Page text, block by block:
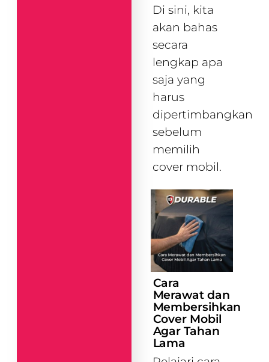
Di sini, kita
akan bahas
secara
lengkap apa
saja yang
harus
dipertimbangkan
sebelum
memilih
cover mobil.
Cara
Merawat dan
Membersihkan
Cover Mobil
Agar Tahan
Lama